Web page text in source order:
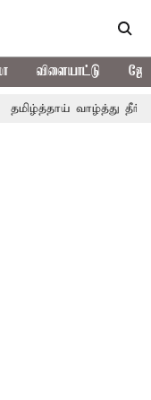
விளையாட்டு
வாழ்த்து தீர்மானம்